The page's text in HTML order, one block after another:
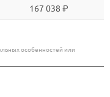
167 038 ₽
особенностей или